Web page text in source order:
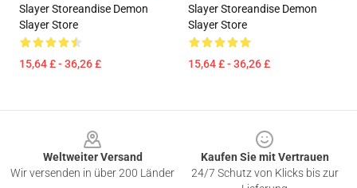
Slayer Storeandise Demon
Slayer Store
15,64 £ - 36,26 £
Slayer Storeandise Demon
Slayer Store
15,64 £ - 36,26 £
Weltweiter Versand
Wir versenden in über 200 Länder
Kaufen Sie mit Vertrauen
24/7 Schutz von Klicks bis zur